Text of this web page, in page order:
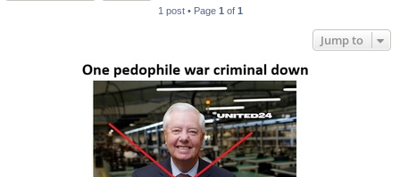
1 post • Page 1 of 1
Jump to